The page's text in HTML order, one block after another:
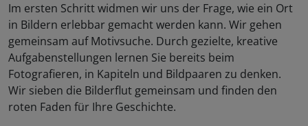
Im ersten Schritt widmen wir uns der Frage, wie ein Ort
in Bildern erlebbar gemacht werden kann. Wir gehen
gemeinsam auf Motivsuche. Durch gezielte, kreative
Aufgabenstellungen lernen Sie bereits beim
Fotografieren, in Kapiteln und Bildpaaren zu denken.
Wir sieben die Bilderflut gemeinsam und finden den
roten Faden für Ihre Geschichte.